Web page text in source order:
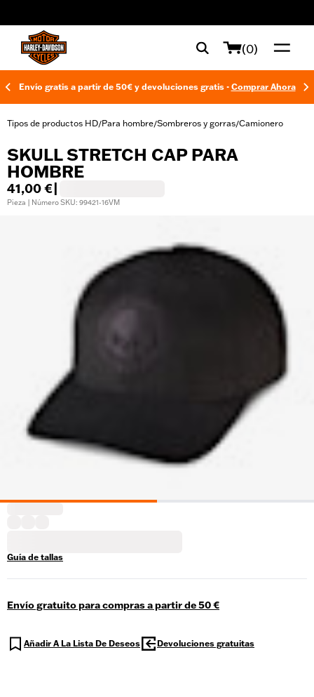
(0)
Envío gratis a partir de 50€ y devoluciones gratis - Comprar Ahora
Tipos de productos HD/Para hombre/Sombreros y gorras/Camionero
SKULL STRETCH CAP PARA
HOMBRE
41,00 €
Pieza | Número SKU: 99421-16VM
Guía de tallas
Envío gratuito para compras a partir de 50 €
Añadir A La Lista De Deseos Devoluciones gratuitas